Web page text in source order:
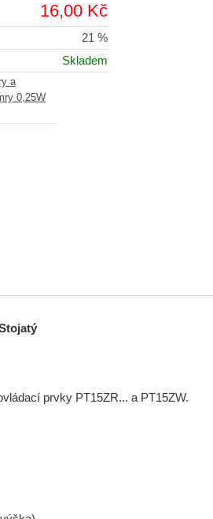
16,00 Kč
21 %
Skladem
a
0,25W
prvky PT15ZR... a PT15ZW.